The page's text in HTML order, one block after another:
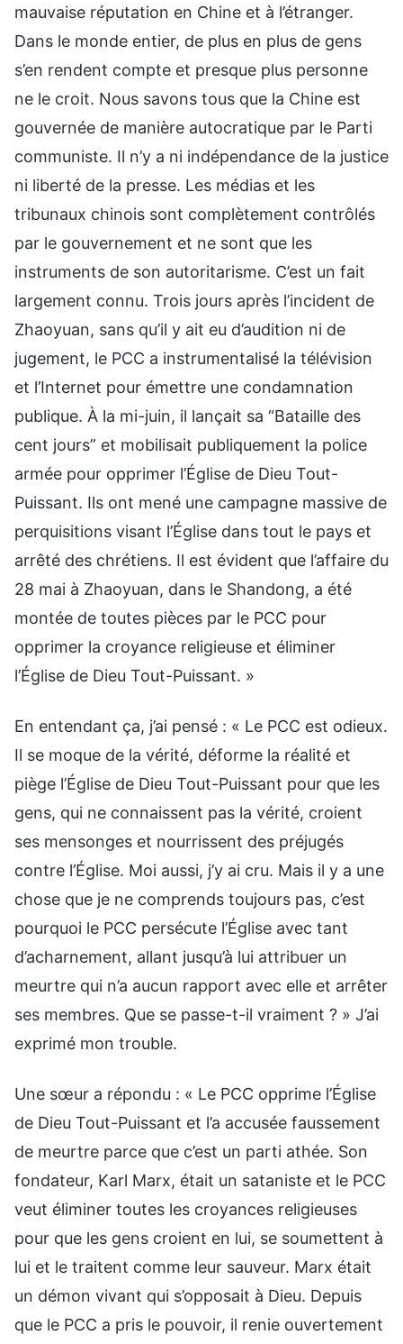
mauvaise réputation en Chine et à l’étranger.
Dans le monde entier, de plus en plus de gens
s’en rendent compte et presque plus personne
ne le croit. Nous savons tous que la Chine est
gouvernée de manière autocratique par le Parti
communiste. Il n’y a ni indépendance de la justice
ni liberté de la presse. Les médias et les
tribunaux chinois sont complètement contrôlés
par le gouvernement et ne sont que les
instruments de son autoritarisme. C’est un fait
largement connu. Trois jours après l’incident de
Zhaoyuan, sans qu’il y ait eu d’audition ni de
jugement, le PCC a instrumentalisé la télévision
et l’Internet pour émettre une condamnation
publique. À la mi-juin, il lançait sa “Bataille des
cent jours” et mobilisait publiquement la police
armée pour opprimer l’Église de Dieu Tout-
Puissant. Ils ont mené une campagne massive de
perquisitions visant l’Église dans tout le pays et
arrêté des chrétiens. Il est évident que l’affaire du
28 mai à Zhaoyuan, dans le Shandong, a été
montée de toutes pièces par le PCC pour
opprimer la croyance religieuse et éliminer
l’Église de Dieu Tout-Puissant. »
En entendant ça, j’ai pensé : « Le PCC est odieux.
Il se moque de la vérité, déforme la réalité et
piège l’Église de Dieu Tout-Puissant pour que les
gens, qui ne connaissent pas la vérité, croient
ses mensonges et nourrissent des préjugés
contre l’Église. Moi aussi, j’y ai cru. Mais il y a une
chose que je ne comprends toujours pas, c’est
pourquoi le PCC persécute l’Église avec tant
d’acharnement, allant jusqu’à lui attribuer un
meurtre qui n’a aucun rapport avec elle et arrêter
ses membres. Que se passe-t-il vraiment ? » J’ai
exprimé mon trouble.
Une sœur a répondu : « Le PCC opprime l’Église
de Dieu Tout-Puissant et l’a accusée faussement
de meurtre parce que c’est un parti athée. Son
fondateur, Karl Marx, était un sataniste et le PCC
veut éliminer toutes les croyances religieuses
pour que les gens croient en lui, se soumettent à
lui et le traitent comme leur sauveur. Marx était
un démon vivant qui s’opposait à Dieu. Depuis
que le PCC a pris le pouvoir, il renie ouvertement